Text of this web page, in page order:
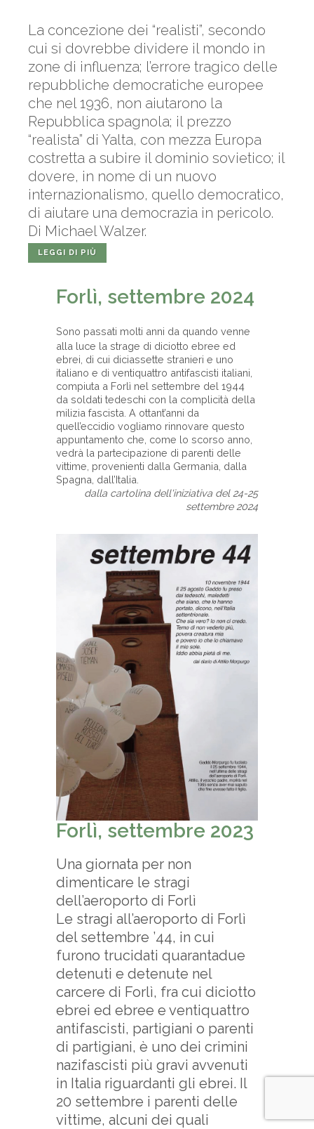
La concezione dei “realisti”, secondo
cui si dovrebbe dividere il mondo in
zone di influenza; l’errore tragico delle
repubbliche democratiche europee
che nel 1936, non aiutarono la
Repubblica spagnola; il prezzo
“realista” di Yalta, con mezza Europa
costretta a subire il dominio sovietico; il
dovere, in nome di un nuovo
internazionalismo, quello democratico,
di aiutare una democrazia in pericolo.
Di Michael Walzer.
LEGGI DI PIÙ
Forlì, settembre 2024
Sono passati molti anni da quando venne
alla luce la strage di diciotto ebree ed
ebrei, di cui diciassette stranieri e uno
italiano e di ventiquattro antifascisti italiani,
compiuta a Forlì nel settembre del 1944
da soldati tedeschi con la complicità della
milizia fascista. A ottant’anni da
quell’eccidio vogliamo rinnovare questo
appuntamento che, come lo scorso anno,
vedrà la partecipazione di parenti delle
vittime, provenienti dalla Germania, dalla
Spagna, dall’Italia.
dalla cartolina dell'iniziativa del 24-25
settembre 2024
Forlì, settembre 2023
Una giornata per non
dimenticare le stragi
dell’aeroporto di Forlì
Le stragi all’aeroporto di Forlì
del settembre ’44, in cui
furono trucidati quarantadue
detenuti e detenute nel
carcere di Forlì, fra cui diciotto
ebrei ed ebree e ventiquattro
antifascisti, partigiani o parenti
di partigiani, è uno dei crimini
nazifascisti più gravi avvenuti
in Italia riguardanti gli ebrei. Il
20 settembre i parenti delle
vittime, alcuni dei quali